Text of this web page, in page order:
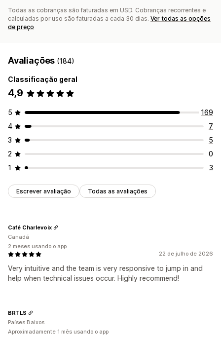
Todas as cobranças são faturadas em USD. Cobranças recorrentes e
calculadas por uso são faturadas a cada 30 dias. Ver todas as opções
de preço
Avaliações (184)
Classificação geral
4,9
5
169
4
7
3
5
2
0
1
3
Escrever avaliação Todas as avaliações
22 de julho de 2026
Very intuitive and the team is very responsive to jump in and
help when technical issues occur. Highly recommend!
Café Charlevoix
Canadá
2 meses usando o app
BRTLS
Países Baixos
Aproximadamente 1 mês usando o app